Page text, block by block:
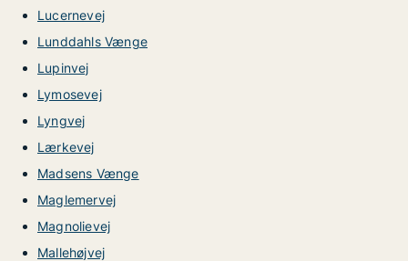
Lucernevej
Lunddahls Vænge
Lupinvej
Lymosevej
Lyngvej
Lærkevej
Madsens Vænge
Maglemervej
Magnolievej
Mallehøjvej